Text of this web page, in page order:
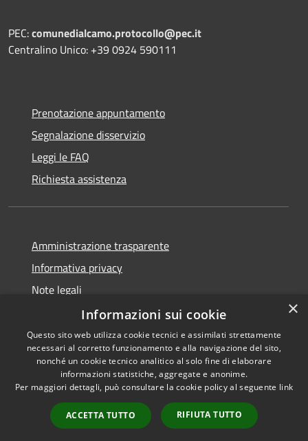
PEC:comunedialcamo.protocollo@pec.it
Centralino Unico: +39 0924 590111
Prenotazione appuntamento
Segnalazione disservizio
Leggi le FAQ
Richiesta assistenza
Amministrazione trasparente
Informativa privacy
Note legali
Dichiarazione di accessibilità
RSS
Accessibilità
Copyright © 2026 • Comune di
Alcamo • Powered by
Municipium•
Accesso
redazione
×
Informazioni sui cookie
Questo sito web utilizza cookie tecnici e assimilati strettamente
necessari al corretto funzionamento e alla navigazione del sito,
nonché un cookie tecnico analitico al solo fine di elaborare
informazioni statistiche, aggregate e anonime.
Per maggiori dettagli, può consultare la cookie policy al seguente link
ACCETTA TUTTO RIFIUTA TUTTO